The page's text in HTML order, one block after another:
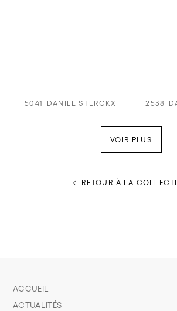
5041 DANIEL STERCKX 2538
VOIR PLUS
← RETOUR À LA
ACCUEIL
ACTUALITÉS